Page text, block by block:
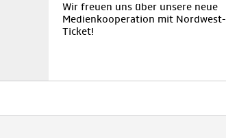
Wir freuen uns über unsere neue
Medienkooperation mit Nordwest-
Ticket!